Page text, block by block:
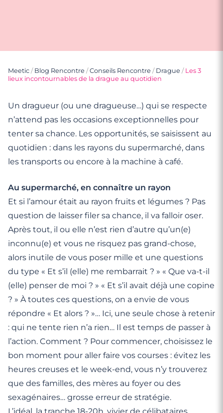
Meetic / Blog Rencontre /Conseils Rencontre / Drague / Les 3
lieux incontournables de la drague au quotidien
Un dragueur (ou une dragueuse…) qui se respecte
n’attend pas les occasions exceptionnelles pour
tenter sa chance. Les opportunités, se saisissent au
quotidien : dans les rayons du supermarché, dans
les transports ou encore à la machine à café.
Au supermarché, en connaître un rayon
Et si l’amour était au rayon fruits et légumes ? Pas
question de laisser filer sa chance, il va falloir oser.
Après tout, il ou elle n’est rien d’autre qu’un(e)
inconnu(e) et vous ne risquez pas grand-chose,
alors inutile de vous poser mille et une questions
du type « Et s’il (elle) me rembarrait ? » « Que va-t-il
(elle) penser de moi ? » « Et s’il avait déjà une copine
? » À toutes ces questions, on a envie de vous
répondre « Et alors ? »… Ici, une seule chose à retenir
: qui ne tente rien n’a rien… Il est temps de passer à
l’action. Comment ? Pour commencer, choisissez le
bon moment pour aller faire vos courses : évitez les
heures creuses et le week-end, vous n’y trouverez
que des familles, des mères au foyer ou des
sexagénaires… grosse erreur de stratégie.